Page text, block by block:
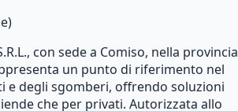
con sede a Comiso, nella provincia
un punto di riferimento nel
e degli sgomberi, offrendo soluzioni
che per privati. Autorizzata allo